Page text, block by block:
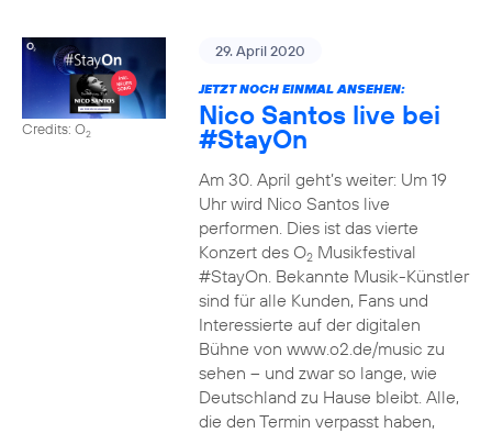
Credits: O2
29. April 2020
JETZT NOCH EINMAL ANSEHEN:
Nico Santos live bei
#StayOn
Am 30. April geht’s weiter: Um 19
Uhr wird Nico Santos live
performen. Dies ist das vierte
Konzert des O2Musikfestival
#StayOn. Bekannte Musik-Künstler
sind für alle Kunden, Fans und
Interessierte auf der digitalen
Bühne von www.o2.de/music zu
sehen – und zwar so lange, wie
Deutschland zu Hause bleibt. Alle,
die den Termin verpasst haben,